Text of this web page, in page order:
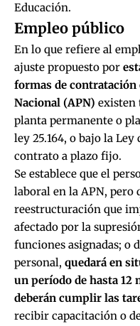
Educación.
Empleo público
En lo que refiere al
ajuste propuesto por
formas de
Nacional (APN) existen
planta permanente o
ley 25.164, o bajo la
contrato a plazo fijo.
Se establece que el
laboral en la APN, pero
reestructuración que
afectado por la
funciones asignadas; o
personal, quedará en
un período de hasta 12
deberán cumplir las
recibir capacitación o